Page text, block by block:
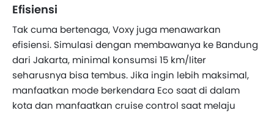
Efisiensi
Tak cuma bertenaga, Voxy juga menawarkan
efisiensi. Simulasi dengan membawanya ke Bandung
dari Jakarta, minimal konsumsi 15 km/liter
seharusnya bisa tembus. Jika ingin lebih maksimal,
manfaatkan mode berkendara Eco saat di dalam
kota dan manfaatkan cruise control saat melaju